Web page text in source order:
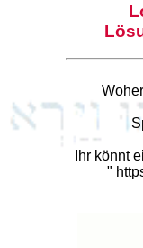
Ihr könnt
"